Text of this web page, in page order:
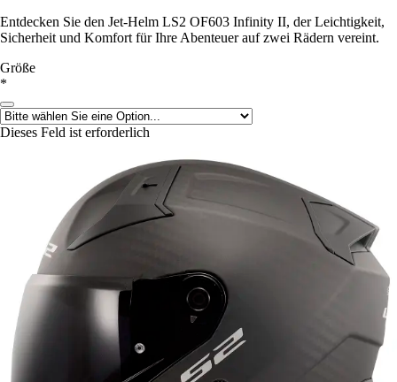
Entdecken Sie den Jet-Helm LS2 OF603 Infinity II, der Leichtigkeit,
Sicherheit und Komfort für Ihre Abenteuer auf zwei Rädern vereint.
Größe
*
Dieses Feld ist erforderlich